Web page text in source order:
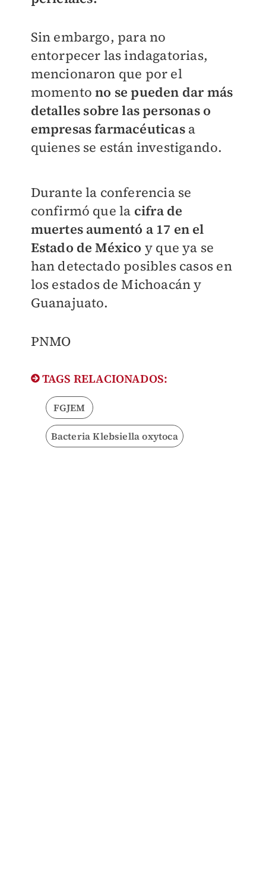
Sin embargo, para no
entorpecer las indagatorias,
mencionaron que por el
momento no se pueden dar más
detalles sobre las personas o
empresas farmacéuticas a
quienes se están investigando.
Durante la conferencia se
confirmó que la cifra de
muertes aumentó a 17 en el
Estado de México y que ya se
han detectado posibles casos en
los estados de Michoacán y
Guanajuato.
PNMO
TAGS RELACIONADOS:
FGJEM
Bacteria Klebsiella oxytoca